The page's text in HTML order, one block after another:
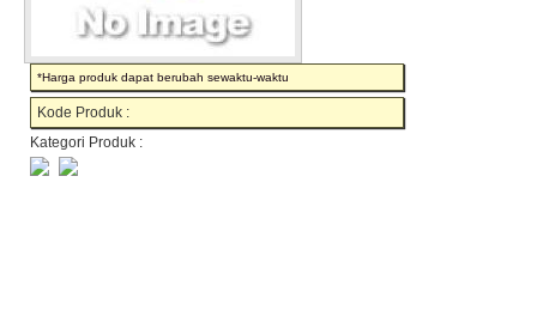
*Harga produk dapat berubah sewaktu-waktu
Kode Produk :
Kategori Produk :